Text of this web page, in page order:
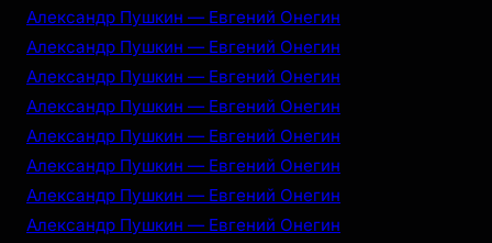
Александр Пушкин — Евгений Онегин
Александр Пушкин — Евгений Онегин
Александр Пушкин — Евгений Онегин
Александр Пушкин — Евгений Онегин
Александр Пушкин — Евгений Онегин
Александр Пушкин — Евгений Онегин
Александр Пушкин — Евгений Онегин
Александр Пушкин — Евгений Онегин